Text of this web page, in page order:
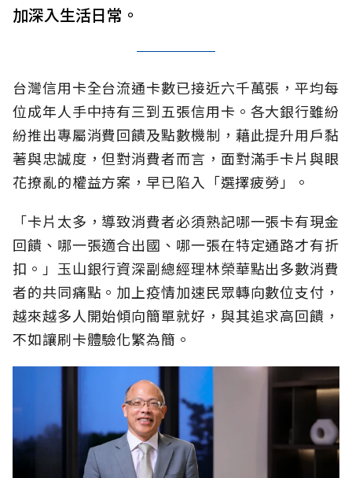
加深入生活日常。
台灣信用卡全台流通卡數已接近六千萬張，平均每
位成年人手中持有三到五張信用卡。各大銀行雖紛
紛推出專屬消費回饋及點數機制，藉此提升用戶黏
著與忠誠度，但對消費者而言，面對滿手卡片與眼
花撩亂的權益方案，早已陷入「選擇疲勞」。
「卡片太多，導致消費者必須熟記哪一張卡有現金
回饋、哪一張適合出國、哪一張在特定通路才有折
扣。」玉山銀行資深副總經理林榮華點出多數消費
者的共同痛點。加上疫情加速民眾轉向數位支付，
越來越多人開始傾向簡單就好，與其追求高回饋，
不如讓刷卡體驗化繁為簡。